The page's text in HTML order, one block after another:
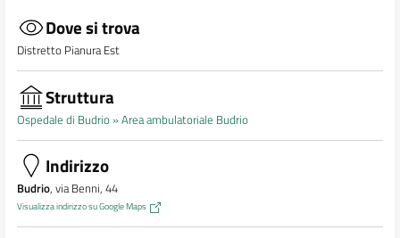
Dove si trova
Distretto Pianura Est
Struttura
Ospedale di Budrio »Area ambulatoriale Budrio
Indirizzo
Budrio, via Benni, 44
Visualizza indirizzo su Google Maps